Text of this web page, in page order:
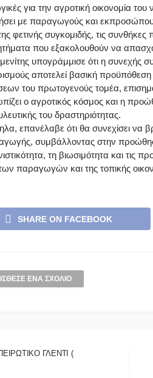
για την αγροτική οικονομία του
με παραγωγούς και
φετινής συγκομιδής, τις
που εξακολουθούν να
υπογράμμισε ότι η συνεχής
αποτελεί βασική
του πρωτογενούς τομέα,
ο αγροτικός κόσμος και η
του δραστηριότητας.
επανέλαβε ότι θα συνεχίσει να
συμβάλλοντας στην
τη βιωσιμότητα και τις
παραγωγών και της τοπικής
SHARE ON FACEBOOK
ΈΝΑ ΣΧΌΛΙΟ
ΓΛΕΝΤΙ (